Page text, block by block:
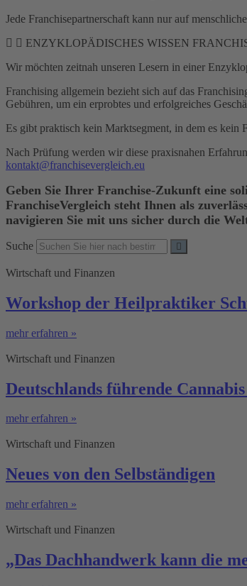
Jede Franchisepartnerschaft kann nur auf
ENZYKLOPÄDISCHES WISSEN
Wir möchten zeitnah unseren Lesern in einer
Franchising allgemein bezieht sich auf das
Gebühren, um ein erprobtes und erfolgreiches
Es gibt praktisch kein Marktsegment, in dem es kein
Nach Prüfung werden wir diese praxisnahen
kontakt@franchisevergleich.eu
Geben Sie Ihrer Franchise-Zukunft eine
FranchiseVergleich steht Ihnen als
navigieren Sie mit uns sicher durch die
Suche
Wirtschaft und Finanzen
Workshop der Heilpraktiker
mehr erfahren »
Wirtschaft und Finanzen
Deutschlands führende
mehr erfahren »
Wirtschaft und Finanzen
Neues von den Selbständigen
mehr erfahren »
Wirtschaft und Finanzen
„Das Dachhandwerk kann die